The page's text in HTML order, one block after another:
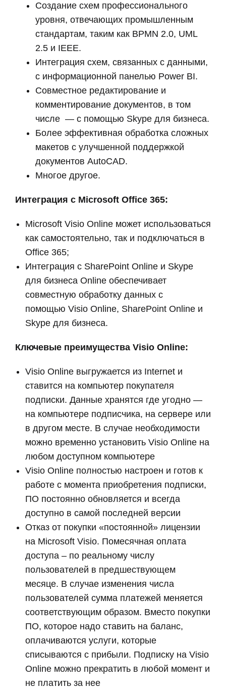
Создание схем профессионального
уровня, отвечающих промышленным
стандартам, таким как BPMN 2.0, UML
2.5 и IEEE.
Интеграция схем, связанных с данными,
с информационной панелью Power BI.
Совместное редактирование и
комментирование документов, в том
числе — с помощью Skype для бизнеса.
Более эффективная обработка сложных
макетов с улучшенной поддержкой
документов AutoCAD.
Многое другое.
Интеграция с Microsoft Office 365:
Microsoft Visio Online может использоваться
как самостоятельно, так и подключаться в
Office 365;
Интеграция с SharePoint Online и Skype
для бизнеса Online обеспечивает
совместную обработку данных с
помощью Visio Online, SharePoint Online и
Skype для бизнеса.
Ключевые преимущества Visio Online:
Visio Online выгружается из Internet и
ставится на компьютер покупателя
подписки. Данные хранятся где угодно —
на компьютере подписчика, на сервере или
в другом месте. В случае необходимости
можно временно установить Visio Online на
любом доступном компьютере
Visio Online полностью настроен и готов к
работе с момента приобретения подписки,
ПО постоянно обновляется и всегда
доступно в самой последней версии
Отказ от покупки «постоянной» лицензии
на Microsoft Visio. Помесячная оплата
доступа – по реальному числу
пользователей в предшествующем
месяце. В случае изменения числа
пользователей сумма платежей меняется
соответствующим образом. Вместо покупки
ПО, которое надо ставить на баланс,
оплачиваются услуги, которые
списываются с прибыли. Подписку на Visio
Online можно прекратить в любой момент и
не платить за нее